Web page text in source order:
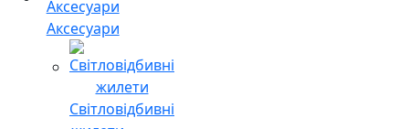
Аксесуари
Світловідбивні